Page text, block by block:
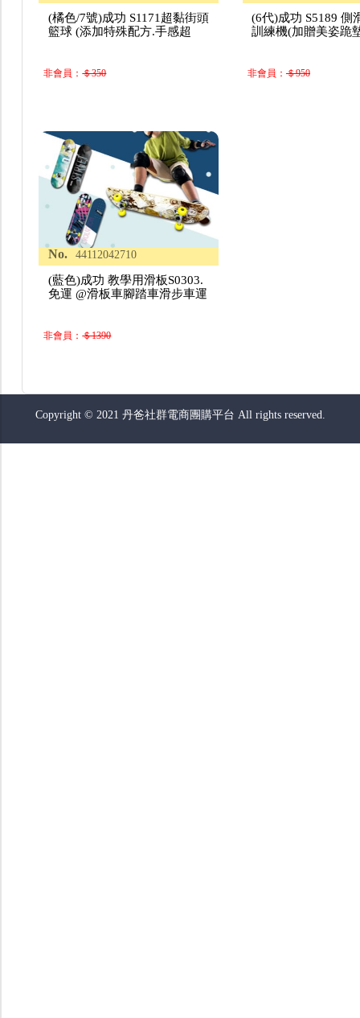
(橘色/7號)成功 S1171超黏街頭
籃球 (添加特殊配方.手感超
非會員：＄350
(6代)成功 S5189 側
訓練機(加贈美姿跪
非會員： ＄950
No. 44112042710
(藍色)成功 教學用滑板S0303.
免運 @滑板車腳踏車滑步車運
非會員：＄1390
Copyright © 2021 丹爸社群電商團購平台 All rights reserved.